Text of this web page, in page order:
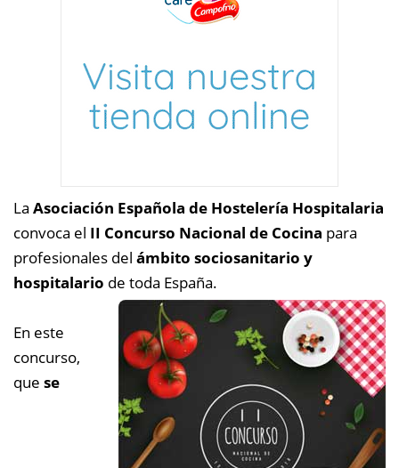
La Asociación Española de Hostelería Hospitalaria
convoca el II Concurso Nacional de Cocina para
profesionales del ámbito sociosanitario y
hospitalario de toda España.
En este
concurso,
que se